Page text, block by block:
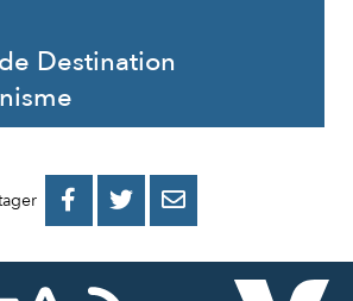
Destination

PARTAGER
FACEBOOK
PARTAGER
PARTAGER